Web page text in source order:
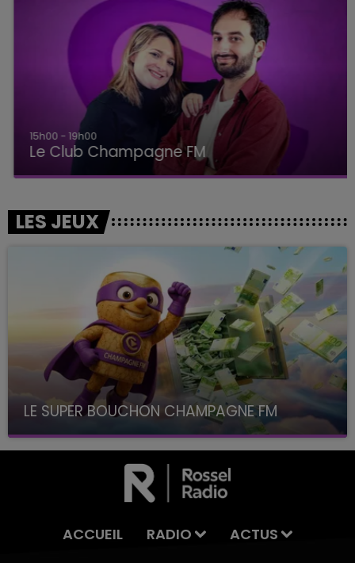
15h00 - 19h00
Le Club Champagne FM
LES JEUX
LE SUPER BOUCHON CHAMPAGNE FM
avec La Famille Champagne FM, à 8H10
ACCUEIL RADIO
ACTUS